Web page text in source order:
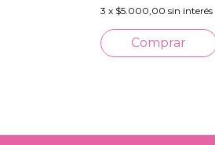
3 x $5.000,00 sin interés